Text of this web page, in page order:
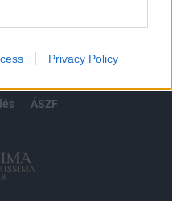
Privacy Policy
süti beállítások
ÁSZF